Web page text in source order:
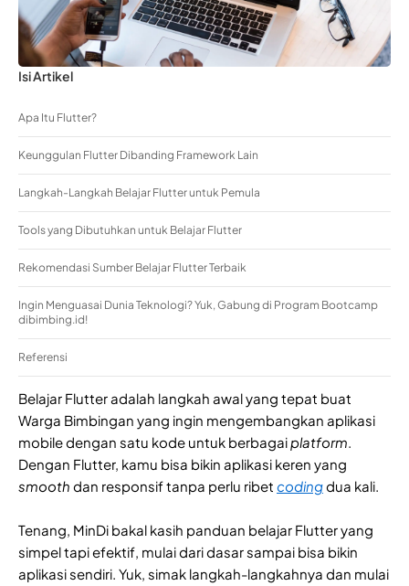
Isi Artikel
Apa Itu Flutter?
Keunggulan Flutter Dibanding Framework Lain
Langkah-Langkah Belajar Flutter untuk Pemula
Tools yang Dibutuhkan untuk Belajar Flutter
Rekomendasi Sumber Belajar Flutter Terbaik
Ingin Menguasai Dunia Teknologi? Yuk, Gabung di Program Bootcamp
dibimbing.id!
Referensi
Belajar Flutter adalah langkah awal yang tepat buat
Warga Bimbingan yang ingin mengembangkan aplikasi
mobile dengan satu kode untuk berbagaiplatform.
Dengan Flutter, kamu bisa bikin aplikasi keren yang
smooth dan responsif tanpa perlu ribet codingdua kali.
Tenang, MinDi bakal kasih panduan belajar Flutter yang
simpel tapi efektif, mulai dari dasar sampai bisa bikin
aplikasi sendiri. Yuk, simak langkah-langkahnya dan mulai